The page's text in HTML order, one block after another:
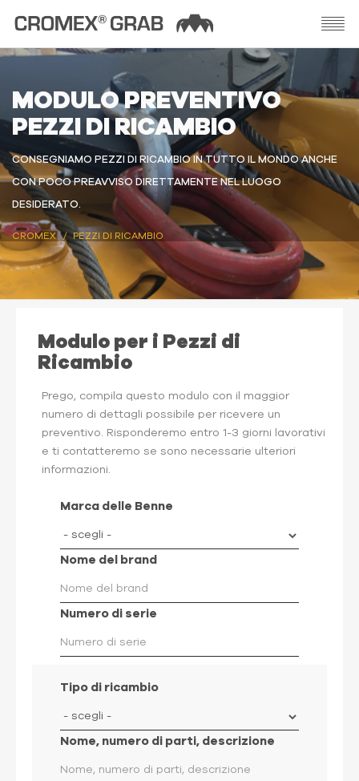
MODULO PREVENTIVO
PEZZI DI RICAMBIO
CONSEGNIAMO PEZZI DI RICAMBIO IN TUTTO IL MONDO ANCHE
CON POCO PREAVVISO DIRETTAMENTE NEL LUOGO
DESIDERATO.
CROMEX PEZZI DI RICAMBIO
Modulo per i Pezzi di
Ricambio
Prego, compila questo modulo con il maggior
numero di dettagli possibile per ricevere un
preventivo. Risponderemo entro 1-3 giorni lavorativi
e ti contatteremo se sono necessarie ulteriori
informazioni.
Marca delle Benne
Nome del brand
Numero di serie
Tipo di ricambio
Nome, numero di parti, descrizione